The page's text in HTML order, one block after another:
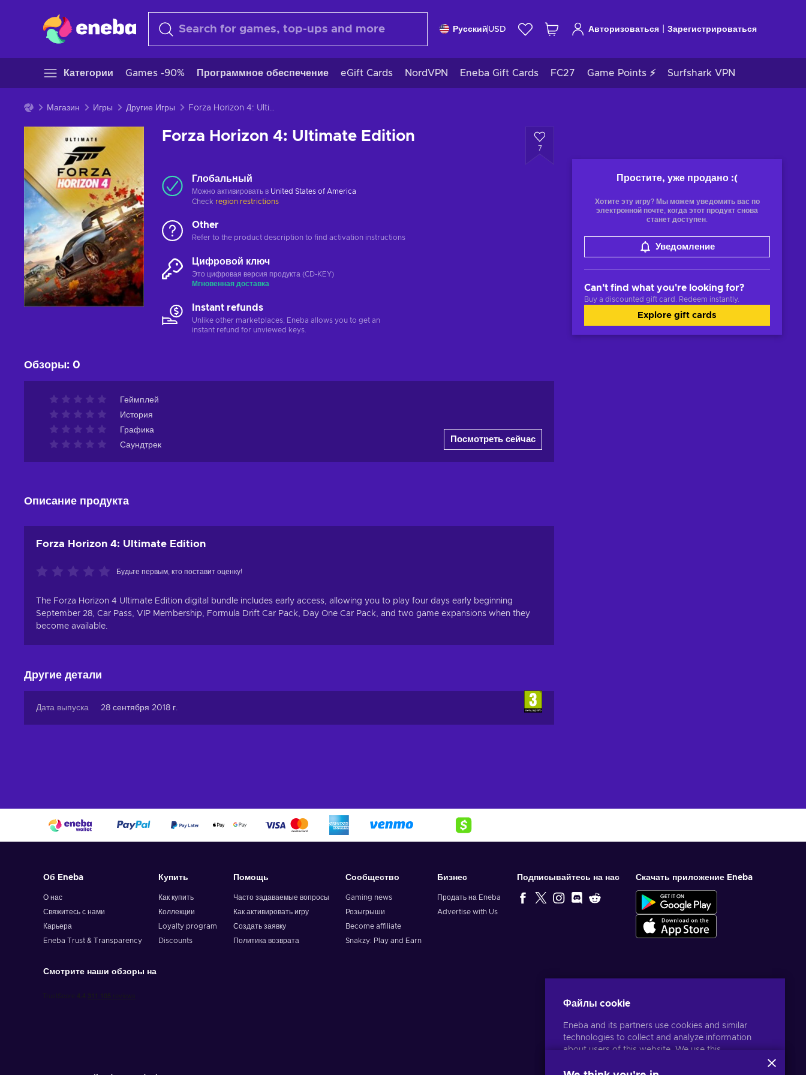
Русский USD Авторизоваться Зарегистрироваться
Категории Games -90% Программное обеспечение eGift Cards NordVPN Eneba Gift Cards FC27 Game Points ⚡ Surfshark VPN
Магазин Игры Другие Игры Forza Horizon 4: Ultimate Edition
Forza Horizon 4: Ultimate Edition
7
Простите, уже продано :(
Хотите эту игру? Мы можем уведомить вас по
электронной почте, когда этот продукт снова
станет доступен.
Уведомление
Can't find what you're looking for?
Buy a discounted gift card. Redeem instantly.
Explore gift cards
Глобальный
Можно активировать в United States of America
Check region restrictions
Other
Refer to the product description to find activation instructions
Цифровой ключ
Это цифровая версия продукта (CD-KEY)
Мгновенная доставка
Instant refunds
Unlike other marketplaces, Eneba allows you to get an
instant refund for unviewed keys.
Обзоры: 0
Геймплей
История
Графика
Саундтрек
Посмотреть сейчас
Описание продукта
Forza Horizon 4: Ultimate Edition
Будьте первым, кто поставит оценку!
The Forza Horizon 4 Ultimate Edition digital bundle includes early access, allowing you to play four days early beginning
September 28, Car Pass, VIP Membership, Formula Drift Car Pack, Day One Car Pack, and two game expansions when they
become available.
Другие детали
Дата выпуска 28 сентября 2018 г.
Об Eneba
О нас
Свяжитесь с нами
Карьера
Eneba Trust & Transparency
Купить
Как купить
Коллекции
Loyalty program
Discounts
Помощь
Часто задаваемые вопросы
Как активировать игру
Создать заявку
Политика возврата
Сообщество
Gaming news
Розыгрыши
Become affiliate
Snakzy: Play and Earn
Бизнес
Продать на Eneba
Advertise with Us
Подписывайтесь на нас Скачать приложение Eneba
Смотрите наши обзоры на
Файлы cookie
Eneba and its partners use cookies and similar
technologies to collect and analyze information
about users of this website. We use this